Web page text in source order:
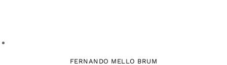
FERNANDO MELLO BRUM